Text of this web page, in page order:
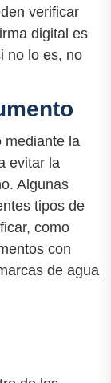
verificar
digital es
no lo es, no
mediante la
evitar la
Algunas
tipos de
como
con
de agua